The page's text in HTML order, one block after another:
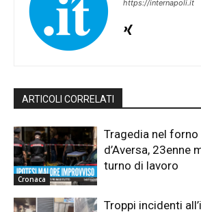
https://internapoli.it
ARTICOLI CORRELATI
Cronaca
Tragedia nel forno
d’Aversa, 23enne
turno di lavoro
Troppi incidenti